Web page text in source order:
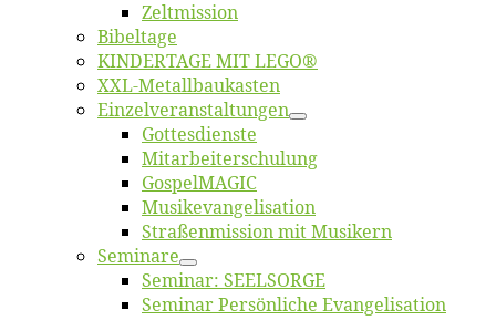
Zelt­mis­si­on
Bi­bel­ta­ge
KINDERTAGE MIT LEGO®
XXL-Me­­tal­l­­bau­­kas­­ten
Einzelver­an­stal­tungen
Got­tes­diens­te
Mitarbeiter­schulung
Gos­pel­MA­GIC
Musikevan­ge­li­sa­tion
Straßenmis­sion mit Musikern
Se­mi­na­re
Se­mi­nar: SEELSORGE
Se­mi­nar Per­sön­li­che Evangelisation